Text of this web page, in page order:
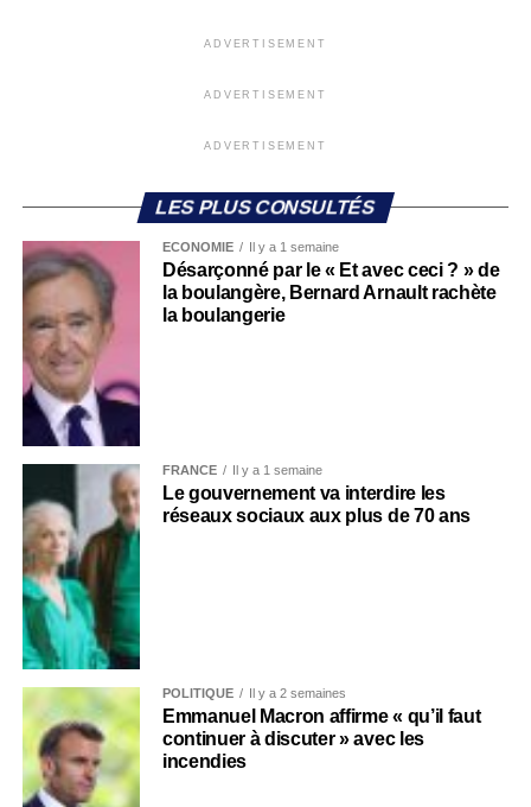
ADVERTISEMENT
ADVERTISEMENT
ADVERTISEMENT
LES PLUS CONSULTÉS
ECONOMIE Il y a 1 semaine
Désarçonné par le « Et avec ceci ? » de
la boulangère, Bernard Arnault rachète
la boulangerie
FRANCE Il y a 1 semaine
Le gouvernement va interdire les
réseaux sociaux aux plus de 70 ans
POLITIQUE Il y a 2 semaines
Emmanuel Macron affirme « qu’il faut
continuer à discuter » avec les
incendies